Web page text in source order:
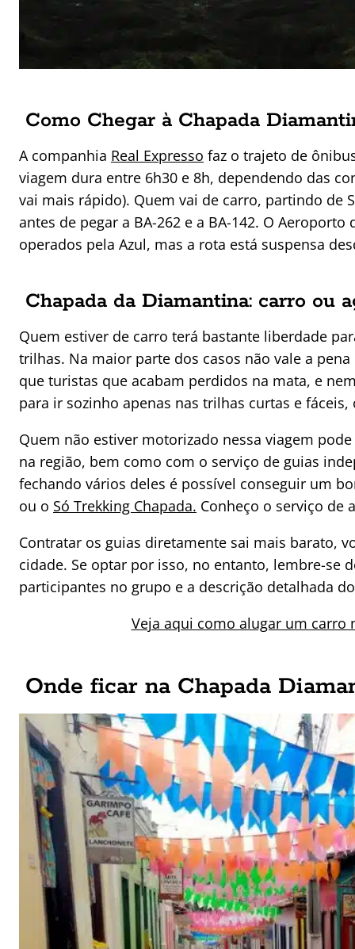
Como Chegar à Chapada
A companhia Real Expresso faz o trajeto de
viagem dura entre 6h30 e 8h, dependendo das
vai mais rápido). Quem vai de carro, partindo de
antes de pegar a BA-262 e a BA-142. O
operados pela Azul, mas a rota está suspensa
Chapada da Diamantina: carro ou
Quem estiver de carro terá bastante liberdade
trilhas. Na maior parte dos casos não vale a
que turistas que acabam perdidos na mata, e
para ir sozinho apenas nas trilhas curtas e
Quem não estiver motorizado nessa viagem
na região, bem como com o serviço de guias
fechando vários deles é possível conseguir um
ou o Só Trekking Chapada. Conheço o serviço de
Contratar os guias diretamente sai mais barato,
cidade. Se optar por isso, no entanto, lembre-se
participantes no grupo e a descrição detalhada
Veja aqui como alugar um
Onde ficar na Chapada